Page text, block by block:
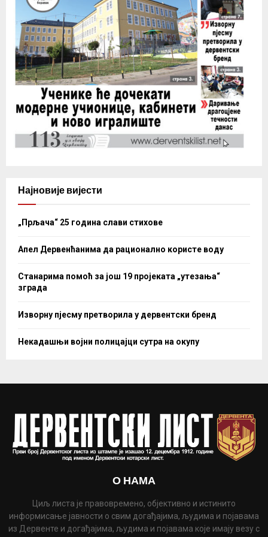
Најновије вијести
„Прљача“ 25 година слави стихове
Апел Дервенћанима да рационално користе воду
Станарима помоћ за још 19 пројеката „утезања“
зграда
Изворну пјесму претворила у дервентски бренд
Некадашњи војни полицајци сутра на окупу
О НАМА
Циљ листа је правовремено, објективно и истинито
информисање јавности о свим догађајима, људима и појавама
из Дервенте и догађајима, људима и појавама које имају везу с